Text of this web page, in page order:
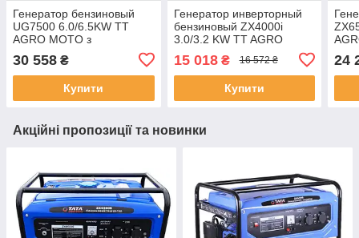
Генератор бензиновый
UG7500 6.0/6.5KW TT
AGRO MOTO з
електростартером, SVTA-
43122
30 558 ₴
Купити
Генератор инверторный
бензиновый ZX4000i
3.0/3.2 KW TT AGRO
15 018₴ 16 572 ₴
Купити
24
Акційні пропозиції та новинки